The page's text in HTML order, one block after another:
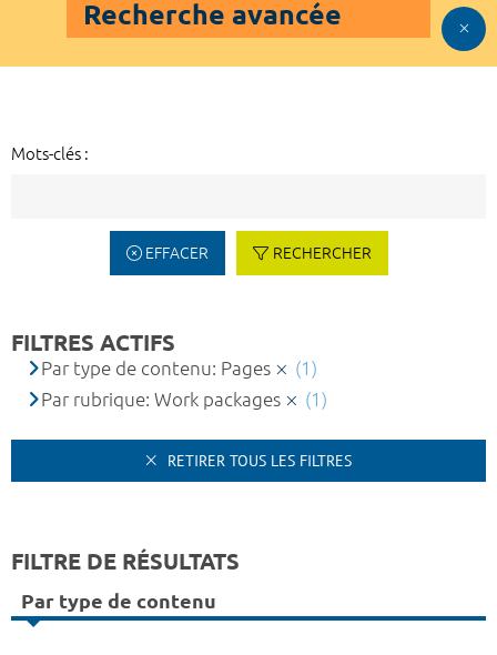
Recherche avancée
Mots-clés :
EFFACER RECHERCHER
FILTRES ACTIFS
Par type de contenu: Pages
(1)
Par rubrique: Work packages
(1)
RETIRER TOUS LES FILTRES
FILTRE DE RÉSULTATS
Par type de contenu